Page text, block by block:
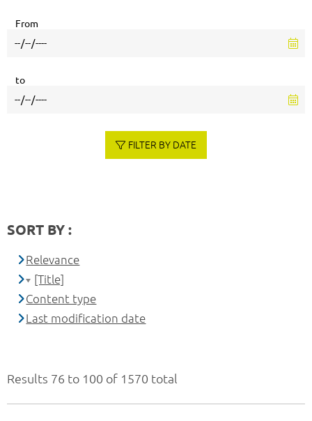
Results 76 to 100 of 1570 total
From
to
FILTER BY DATE
SORT BY :
Relevance
[Title]
Content type
Last modification date